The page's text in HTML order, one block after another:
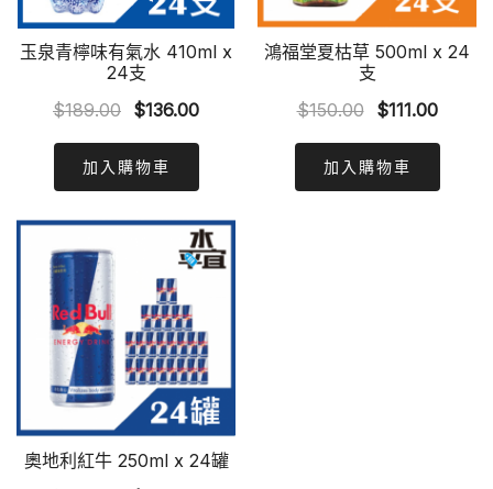
玉泉青檸味有氣水 410ml x
24支
$189.00 Original
was:
$189.00.
$136.00Current
$136.00.
加入購物車
鴻福堂夏枯草 500ml x 24
支
$150.00
Original
was:
$150.00.
$111.00
加入購物車
奧地利紅牛 250ml x 24罐